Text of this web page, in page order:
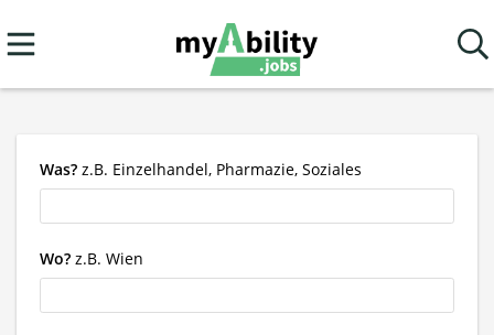
Was? z.B. Einzelhandel, Pharmazie, Soziales
Wo? z.B. Wien